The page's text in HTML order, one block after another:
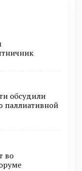
обсудили
паллиативной
во